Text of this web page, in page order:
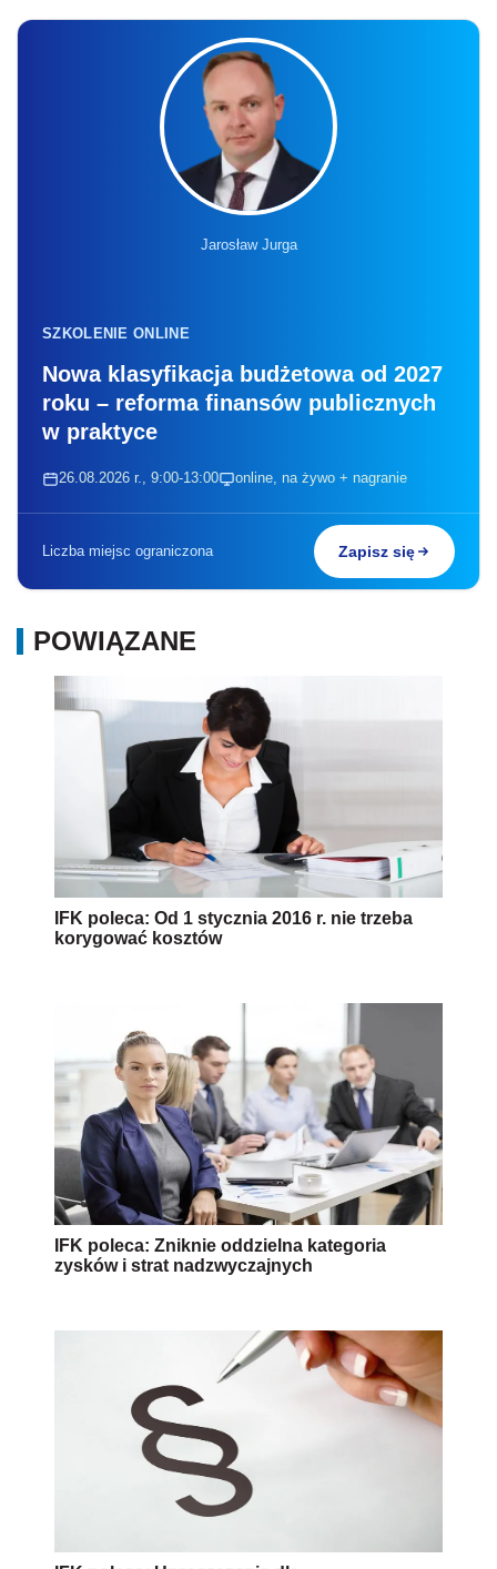
Jarosław Jurga
SZKOLENIE ONLINE
Nowa klasyfikacja budżetowa od 2027
roku – reforma finansów publicznych
w praktyce
26.08.2026 r., 9:00-13:00 online, na żywo + nagranie
Liczba miejsc ograniczona Zapisz się
POWIĄZANE
IFK poleca: Od 1 stycznia 2016 r. nie trzeba
korygować kosztów
IFK poleca: Zniknie oddzielna kategoria
zysków i strat nadzwyczajnych